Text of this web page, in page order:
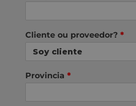
Cliente ou proveedor? *
Provincia *